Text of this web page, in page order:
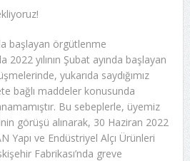
başlayan örgütlenme
2022 yılının Şubat ayında başlayan
yukarıda saydığımız
bağlı maddeler konusunda
Bu sebeplerle, üyemiz
görüşü alınarak, 30 Haziran 2022
Yapı ve Endüstriyel Alçı Ürünleri
Fabrikası’nda greve